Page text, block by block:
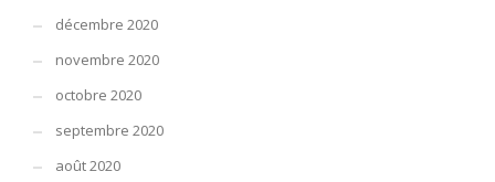
décembre 2020
novembre 2020
octobre 2020
septembre 2020
août 2020